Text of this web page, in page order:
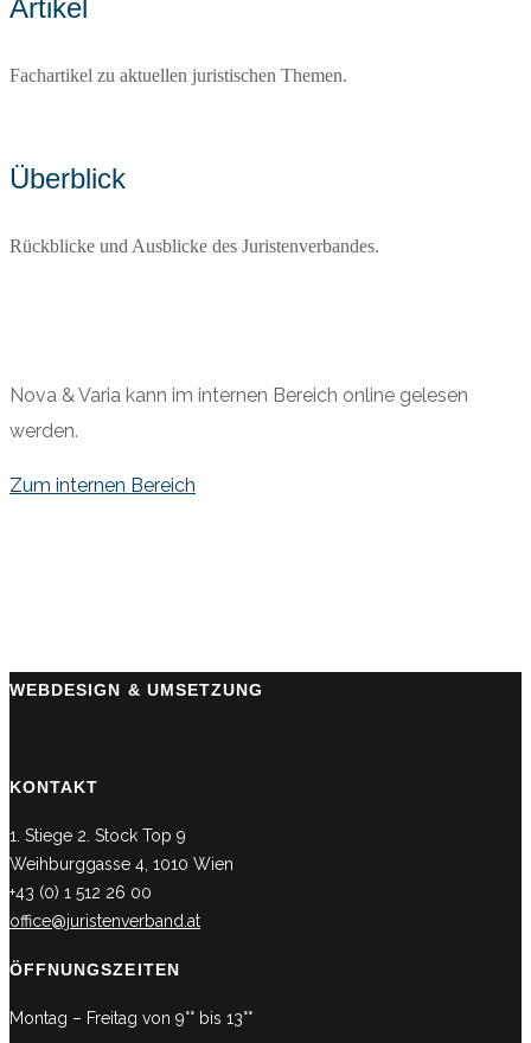
Artikel
Fachartikel zu aktuellen juristischen Themen.
Überblick
Rückblicke und Ausblicke des Juristenverbandes.
Nova & Varia kann im internen Bereich online gelesen
werden.
Zum internen Bereich
WEBDESIGN & UMSETZUNG
KONTAKT
1. Stiege 2. Stock Top 9
Weihburggasse 4, 1010 Wien
+43 (0) 1 512 26 00
office@juristenverband.at
ÖFFNUNGSZEITEN
Montag – Freitag von 9°° bis 13°°